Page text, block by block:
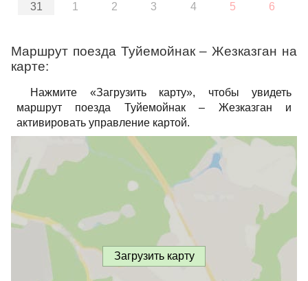
31
1 2 3 4 5 6
Маршрут поезда Туйемойнак – Жезказган на
карте:
Нажмите «Загрузить карту», чтобы увидеть
маршрут поезда Туйемойнак – Жезказган и
активировать управление картой.
Загрузить карту